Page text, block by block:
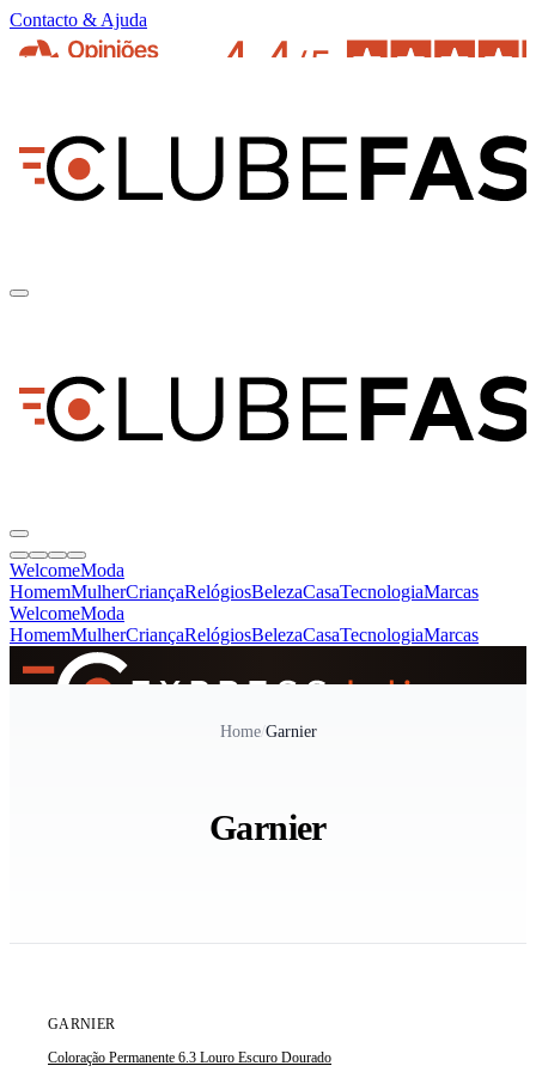
Contacto & Ajuda
WelcomeModa
HomemMulherCriançaRelógiosBelezaCasaTecnologiaMarcas
WelcomeModa
HomemMulherCriançaRelógiosBelezaCasaTecnologiaMarcas
Home/Garnier
Garnier
GARNIER
Coloração Permanente 6.3 Louro Escuro Dourado